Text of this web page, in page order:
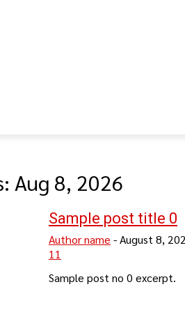
Aug 8, 2026
Sample post title 0
Author name -August 8,
11
Sample post no 0 excerpt.